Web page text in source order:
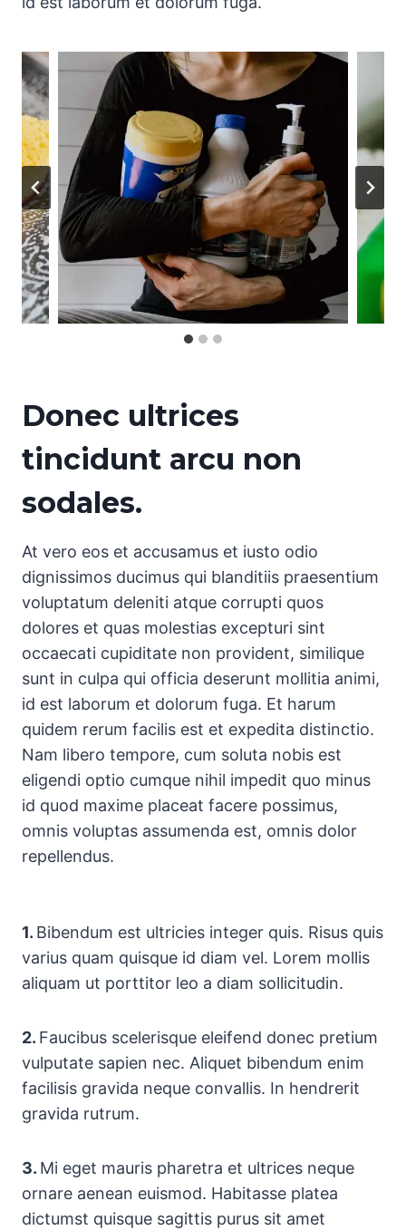
Donec ultrices
tincidunt arcu non
sodales.
At vero eos et accusamus et iusto odio
dignissimos ducimus qui blanditiis praesentium
voluptatum deleniti atque corrupti quos
dolores et quas molestias excepturi sint
occaecati cupiditate non provident, similique
sunt in culpa qui officia deserunt mollitia animi,
id est laborum et dolorum fuga. Et harum
quidem rerum facilis est et expedita distinctio.
Nam libero tempore, cum soluta nobis est
eligendi optio cumque nihil impedit quo minus
id quod maxime placeat facere possimus,
omnis voluptas assumenda est, omnis dolor
repellendus.
1. Bibendum est ultricies integer quis. Risus quis
varius quam quisque id diam vel. Lorem mollis
aliquam ut porttitor leo a diam sollicitudin.
2. Faucibus scelerisque eleifend donec pretium
vulputate sapien nec. Aliquet bibendum enim
facilisis gravida neque convallis. In hendrerit
gravida rutrum.
3. Mi eget mauris pharetra et ultrices neque
ornare aenean euismod. Habitasse platea
dictumst quisque sagittis purus sit amet